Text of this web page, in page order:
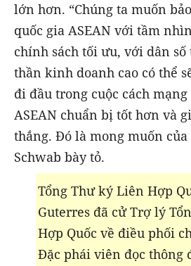
lớn hơn. “Chúng ta muốn
quốc gia ASEAN với tầm
chính sách tối ưu, với dân
thần kinh doanh cao có thể
đi đầu trong cuộc cách
ASEAN chuẩn bị tốt hơn và
thắng. Đó là mong muốn của
Schwab bày tỏ.
Tổng Thư ký Liên Hợp
Guterres đã cử Trợ lý
Hợp Quốc về điều phối
Đặc phái viên đọc thông